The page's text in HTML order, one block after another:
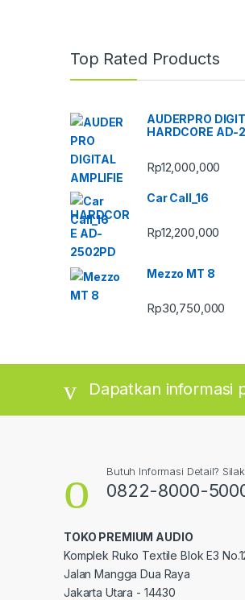
Top Rated Products
AUDERPRO
HARDCORE AD-
Rp12,000,000
Car Call_16
Rp12,200,000
Mezzo MT 8
Rp30,750,000
Dapatkan informasi
Butuh Informasi Detail?
0822-8000-
TOKO PREMIUM AUDIO
Komplek Ruko Textile Blok E3
Jalan Mangga Dua Raya
Jakarta Utara - 14430